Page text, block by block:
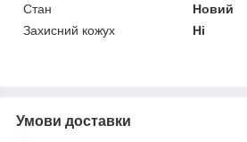
Стан
Новий
Захисний кожух
Ні
Умови доставки